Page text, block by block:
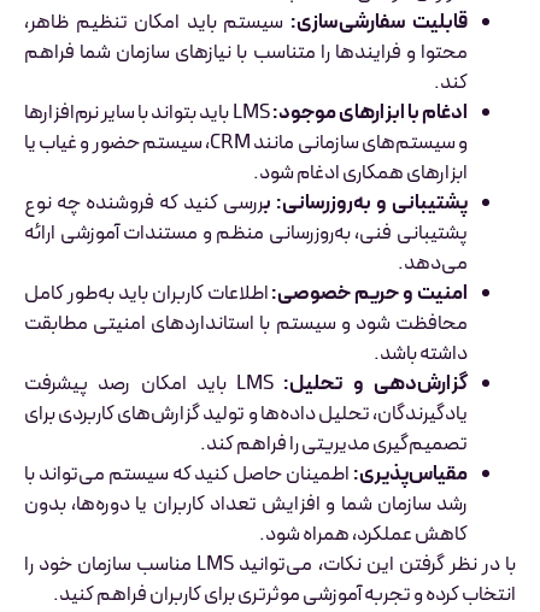
قابلیت سفارشی‌سازی: سیستم باید امکان تنظیم ظاهر،
محتوا و فرایندها را متناسب با نیازهای سازمان شما فراهم
کند.
ادغام با ابزارهای موجود:
LMS باید بتواند با سایر نرم‌افزارها
و سیستم‌های سازمانی مانند CRM، سیستم حضور و غیاب یا
ابزارهای همکاری ادغام شود.
پشتیبانی و به‌روزرسانی: بررسی کنید که فروشنده چه نوع
پشتیبانی فنی، به‌روزرسانی منظم و مستندات آموزشی ارائه
می‌دهد.
امنیت و حریم خصوصی:اطلاعات کاربران باید به‌طور کامل
محافظت شود و سیستم با استانداردهای امنیتی مطابقت
داشته باشد.
گزارش‌دهی و تحلیل:
LMS باید امکان رصد پیشرفت
یادگیرندگان، تحلیل داده‌ها و تولید گزارش‌های کاربردی برای
تصمیم‌گیری مدیریتی را فراهم کند.
مقیاس‌پذیری:اطمینان حاصل کنید که سیستم می‌تواند با
رشد سازمان شما و افزایش تعداد کاربران یا دوره‌ها، بدون
کاهش عملکرد، همراه شود.
با در نظر گرفتن این نکات، می‌توانید LMS مناسب سازمان خود را
انتخاب کرده و تجربه آموزشی موثرتری برای کاربران فراهم کنید.